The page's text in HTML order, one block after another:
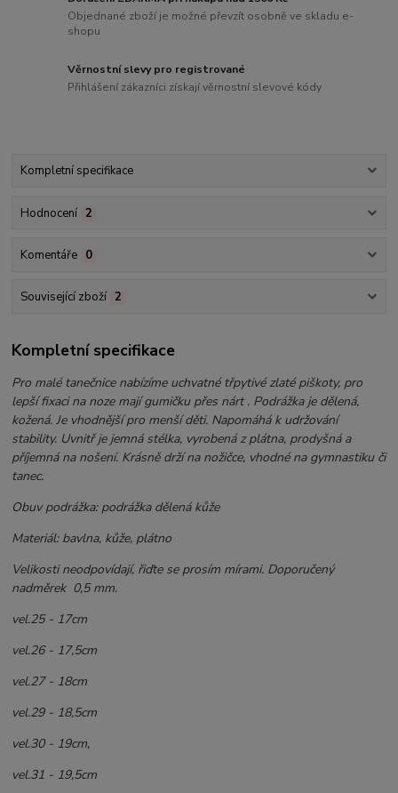
Objednané zboží je možné převzít osobně ve skladu e-
shopu
Věrnostní slevy pro registrované
Přihlášení zákazníci získají věrnostní slevové kódy
Kompletní specifikace
Hodnocení 2
Komentáře 0
Související zboží 2
Kompletní specifikace
Pro malé tanečnice nabízíme uchvatné třpytivé zlaté piškoty, pro
lepší fixaci na noze mají gumičku přes nárt . Podrážka je dělená,
kožená. Je vhodnější pro menší děti. Napomáhá k udržování
stability. Uvnitř je jemná stélka, vyrobená z plátna, prodyšná a
příjemná na nošení. Krásně drží na nožičce, vhodné na gymnastiku či
tanec.
Obuv podrážka: podrážka dělená kůže
Materiál: bavlna, kůže, plátno
Velikosti neodpovídají, řiďte se prosím mírami. Doporučený
nadměrek 0,5 mm.
vel.25 - 17cm
vel.26 - 17,5cm
vel.27 - 18cm
vel.29 - 18,5cm
vel.30 - 19cm,
vel.31 - 19,5cm